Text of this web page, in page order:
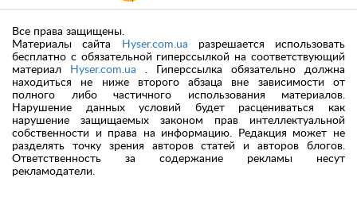
Все права защищены.
Материалы сайта
Hyser.com.ua разрешается использовать
бесплатно с обязательной гиперссылкой на соответствующий
материал
Hyser.com.ua . Гиперссылка обязательно должна
находиться не ниже второго абзаца вне зависимости от
полного либо частичного использования материалов.
Нарушение данных условий будет расцениваться как
нарушение защищаемых законом прав интеллектуальной
собственности и права на информацию. Редакция может не
разделять точку зрения авторов статей и авторов блогов.
Ответственность за содержание рекламы несут
рекламодатели.